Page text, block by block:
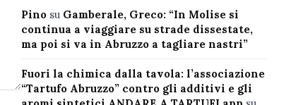
Pinosu Gamberale, Greco: “In Molise si
continua a viaggiare su strade dissestate,
ma poi si va in Abruzzo a tagliare nastri”
Fuori la chimica dalla tavola: l’associazione
“Tartufo Abruzzo” contro gli additivi e gli